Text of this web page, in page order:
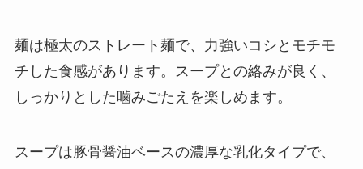
麺は極太のストレート麺で、力強いコシとモチモ
チした食感があります。スープとの絡みが良く、
しっかりとした噛みごたえを楽しめます。
スープは豚骨醤油ベースの濃厚な乳化タイプで、